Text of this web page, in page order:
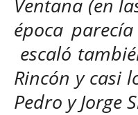
Ventana (en
época
escaló
Rincón y casi
Pedro y Jorge